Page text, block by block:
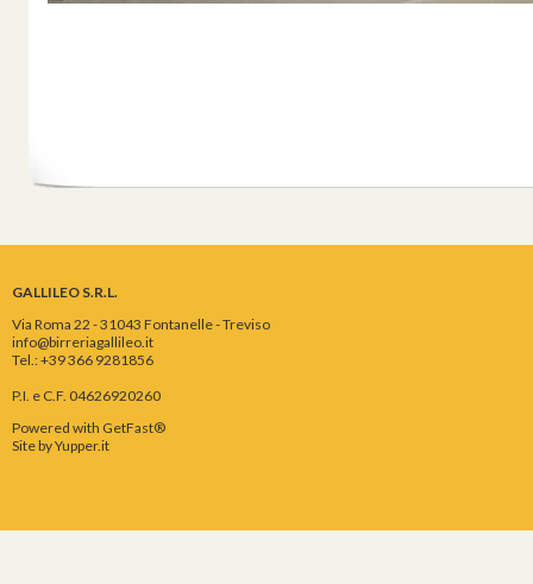
GALLILEO S.R.L.
Via Roma 22 - 31043 Fontanelle - Treviso
info@birreriagallileo.it
Tel.: +39 366 9281856
P.I. e C.F. 04626920260
Powered with GetFast®
Site byYupper.it